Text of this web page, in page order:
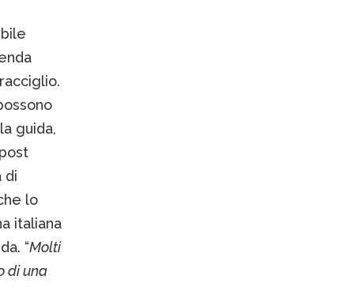
guida,
di
lo
italiana
“Molti
di una